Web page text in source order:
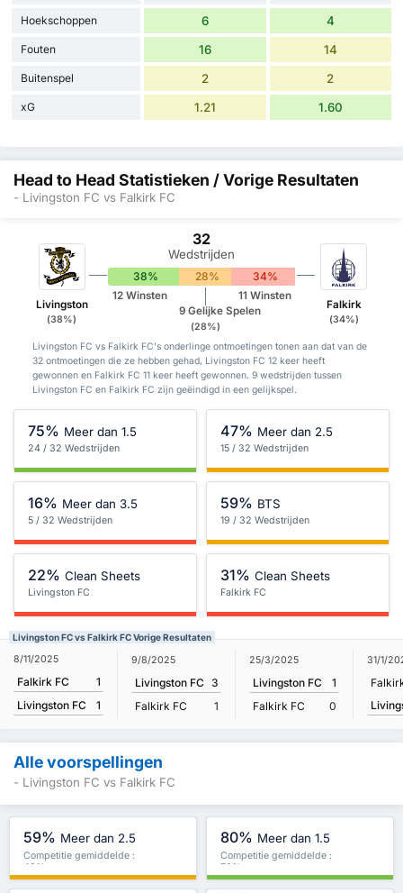
Hoekschoppen 6 4
Fouten 16 14
Buitenspel 2 2
xG 1.21 1.60
Head to Head Statistieken / Vorige Resultaten
- Livingston FC vs Falkirk FC
Livingston
(38%)
32
Wedstrijden
38% 28% 34%
12 Winsten
9 Gelijke Spelen
(28%)
11 Winsten
Falkirk
(34%)
Livingston FC vs Falkirk FC's onderlinge ontmoetingen tonen aan dat van de
32 ontmoetingen die ze hebben gehad, Livingston FC 12 keer heeft
gewonnen en Falkirk FC 11 keer heeft gewonnen. 9 wedstrijden tussen
Livingston FC en Falkirk FC zijn geëindigd in een gelijkspel.
75% Meer dan 1.5
24 / 32 Wedstrijden
47% Meer dan 2.5
15 / 32 Wedstrijden
16% Meer dan 3.5
5 / 32 Wedstrijden
59% BTS
19 / 32 Wedstrijden
22% Clean Sheets
Livingston FC
31% Clean Sheets
Falkirk FC
Livingston FC vs Falkirk FC Vorige Resultaten
8/11/2025
Falkirk FC
1
Livingston FC
1
9/8/2025
Livingston FC 3
Falkirk FC
1
25/3/2025
Livingston FC
1
Falkirk FC
0
31/1/
Alle voorspellingen
- Livingston FC vs Falkirk FC
59% Meer dan 2.5
Competitie gemiddelde :
48%
80% Meer dan 1.5
Competitie gemiddelde :
76%